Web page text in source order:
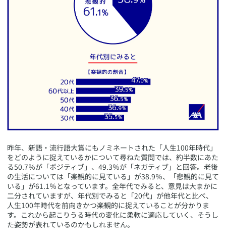
​昨年、新語・流行語大賞にもノミネートされた「人生100年時代」
をどのように捉えているかについて尋ねた質問では、約半数にあた
る50.7％が「ポジティブ」、49.3％が「ネガティブ」と回答。老後
の生活については「楽観的に見ている」が38.9％、「悲観的に見て
いる」が61.1％となっています。全年代でみると、意見は大まかに
二分されていますが、年代別でみると「20代」が他年代と比べ、
人生100年時代を前向きかつ楽観的に捉えていることが分かりま
す。これから起こりうる時代の変化に柔軟に適応していく、そうし
た姿勢が表れているのかもしれません。